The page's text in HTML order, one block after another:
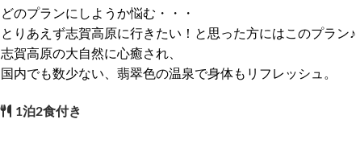
どのプランにしようか悩む・・・
とりあえず志賀高原に行きたい！と思った方にはこのプラン♪
志賀高原の大自然に心癒され、
国内でも数少ない、翡翠色の温泉で身体もリフレッシュ。
1泊2食付き